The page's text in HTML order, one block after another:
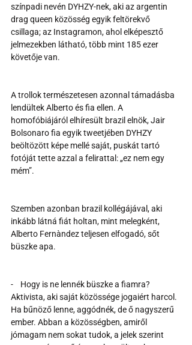
színpadi nevén DYHZY-nek, aki az argentin
drag queen közösség egyik feltörekvő
csillaga; az Instagramon, ahol elképesztő
jelmezekben látható, több mint 185 ezer
követője van.
A trollok természetesen azonnal támadásba
lendültek Alberto és fia ellen. A
homofóbiájáról elhíresült brazil elnök, Jair
Bolsonaro fia egyik tweetjében DYHZY
beöltözött képe mellé saját, puskát tartó
fotóját tette azzal a felirattal: „ez nem egy
mém”.
Szemben azonban brazil kollégájával, aki
inkább látná fiát holtan, mint melegként,
Alberto Fernàndez teljesen elfogadó, sőt
büszke apa.
-    Hogy is ne lennék büszke a fiamra?
Aktivista, aki saját közössége jogaiért harcol.
Ha bűnöző lenne, aggódnék, de ő nagyszerű
ember. Abban a közösségben, amiről
jómagam nem sokat tudok, a jelek szerint